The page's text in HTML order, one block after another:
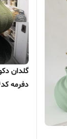
دفرمه کد۳۹۱۴(دارای سایزبندی)